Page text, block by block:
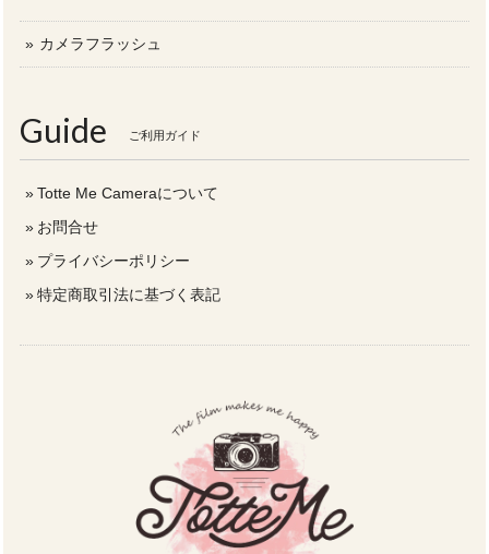
カメラフラッシュ
Guide ご利用ガイド
Totte Me Cameraについて
お問合せ
プライバシーポリシー
特定商取引法に基づく表記